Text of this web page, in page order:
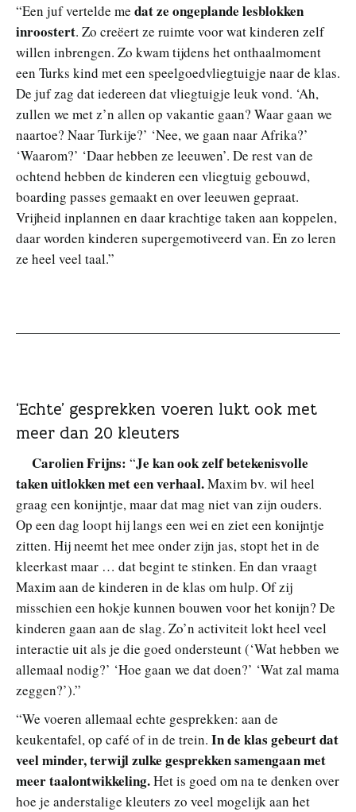
“Een juf vertelde me dat ze ongeplande lesblokken
inroostert. Zo creëert ze ruimte voor wat kinderen zelf
willen inbrengen. Zo kwam tijdens het onthaalmoment
een Turks kind met een speelgoedvliegtuigje naar de klas.
De juf zag dat iedereen dat vliegtuigje leuk vond. ‘Ah,
zullen we met z’n allen op vakantie gaan? Waar gaan we
naartoe? Naar Turkije?’ ‘Nee, we gaan naar Afrika?’
‘Waarom?’ ‘Daar hebben ze leeuwen’. De rest van de
ochtend hebben de kinderen een vliegtuig gebouwd,
boarding passes gemaakt en over leeuwen gepraat.
Vrijheid inplannen en daar krachtige taken aan koppelen,
daar worden kinderen supergemotiveerd van. En zo leren
ze heel veel taal.”
‘Echte’ gesprekken voeren lukt ook met
meer dan 20 kleuters
Carolien Frijns: “Je kan ook zelf betekenisvolle
taken uitlokken met een verhaal.Maxim bv. wil heel
graag een konijntje, maar dat mag niet van zijn ouders.
Op een dag loopt hij langs een wei en ziet een konijntje
zitten. Hij neemt het mee onder zijn jas, stopt het in de
kleerkast maar … dat begint te stinken. En dan vraagt
Maxim aan de kinderen in de klas om hulp. Of zij
misschien een hokje kunnen bouwen voor het konijn? De
kinderen gaan aan de slag. Zo’n activiteit lokt heel veel
interactie uit als je die goed ondersteunt (‘Wat hebben we
allemaal nodig?’ ‘Hoe gaan we dat doen?’ ‘Wat zal mama
zeggen?’).”
“We voeren allemaal echte gesprekken: aan de
keukentafel, op café of in de trein. In de klas gebeurt dat
veel minder, terwijl zulke gesprekken samengaan met
meer taalontwikkeling.Het is goed om na te denken over
hoe je anderstalige kleuters zo veel mogelijk aan het